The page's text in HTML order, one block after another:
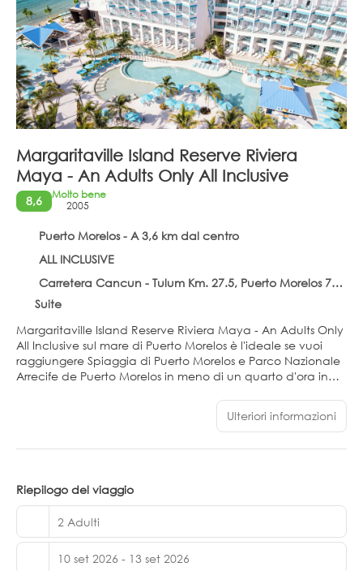
Margaritaville Island Reserve Riviera
Maya - An Adults Only All Inclusive
8,6
Molto bene
2005
Puerto Morelos - A 3,6 km dal centro
ALL INCLUSIVE
Carretera Cancun - Tulum Km. 27.5, Puerto Morelos 77580
Suite
Margaritaville Island Reserve Riviera Maya - An Adults Only
All Inclusive sul mare di Puerto Morelos è l'ideale se vuoi
raggiungere Spiaggia di Puerto Morelos e Parco Nazionale
Arrecife de Puerto Morelos in meno di un quarto d'ora in
Nacional Costa Occidental de Isla Mujeres, Punta Cancún
y Punta Nizuc e 13,4 km da Golf Club Moon Palace.
Dedicati al relax presso la spa completa, dove
assicurato grazie ad un'ampia gamma di servizi, che
include 3 piscine all'aperto, una palestra aperta giorno e
potrai inoltre contare su il Wi-Fi gratuito, servizi di concierge
e servizi per matrimoni.
Ulteriori informazioni
Riepilogo del viaggio
2 Adulti
10 set 2026 - 13 set 2026